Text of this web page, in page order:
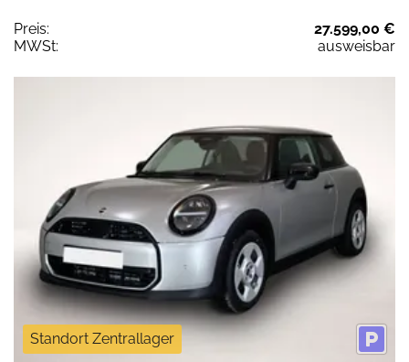
Preis:
27.599,00 €
MWSt:
ausweisbar
Standort Zentrallager